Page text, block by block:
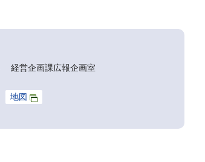
経営企画課広報企画室
地図